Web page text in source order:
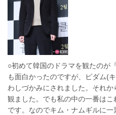
○初めて韓国のドラマを観たのが
も面白かったのですが、ピダム(
わしづかみにされました。それ
観ました。でも私の中の一番は
です。なのでキム・ナムギルに